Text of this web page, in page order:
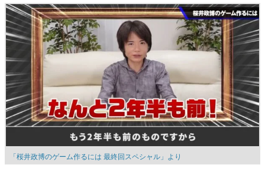
「桜井政博のゲーム作るには 最終回スペシャル」より